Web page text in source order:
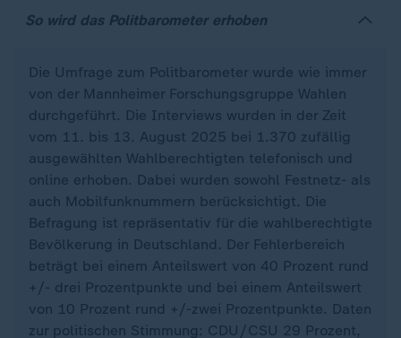
So wird das Politbarometer erhoben
Die Umfrage zum Politbarometer wurde wie immer
von der Mannheimer Forschungsgruppe Wahlen
durchgeführt. Die Interviews wurden in der Zeit
vom 11. bis 13. August 2025 bei 1.370 zufällig
ausgewählten Wahlberechtigten telefonisch und
online erhoben. Dabei wurden sowohl Festnetz- als
auch Mobilfunknummern berücksichtigt. Die
Befragung ist repräsentativ für die wahlberechtigte
Bevölkerung in Deutschland. Der Fehlerbereich
beträgt bei einem Anteilswert von 40 Prozent rund
+/- drei Prozentpunkte und bei einem Anteilswert
von 10 Prozent rund +/-zwei Prozentpunkte. Daten
zur politischen Stimmung: CDU/CSU 29 Prozent,